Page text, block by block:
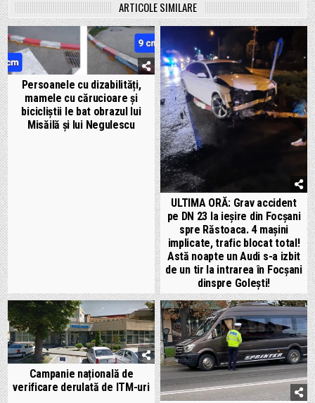
ARTICOLE SIMILARE
Persoanele cu dizabilități,
mamele cu cărucioare și
bicicliștii le bat obrazul lui
Misăilă și lui Negulescu
ULTIMA ORĂ: Grav accident
pe DN 23 la ieșire din Focșani
spre Răstoaca. 4 mașini
implicate, trafic blocat total!
Astă noapte un Audi s-a izbit
de un tir la intrarea în Focșani
dinspre Golești!
Campanie națională de
verificare derulată de ITM-uri